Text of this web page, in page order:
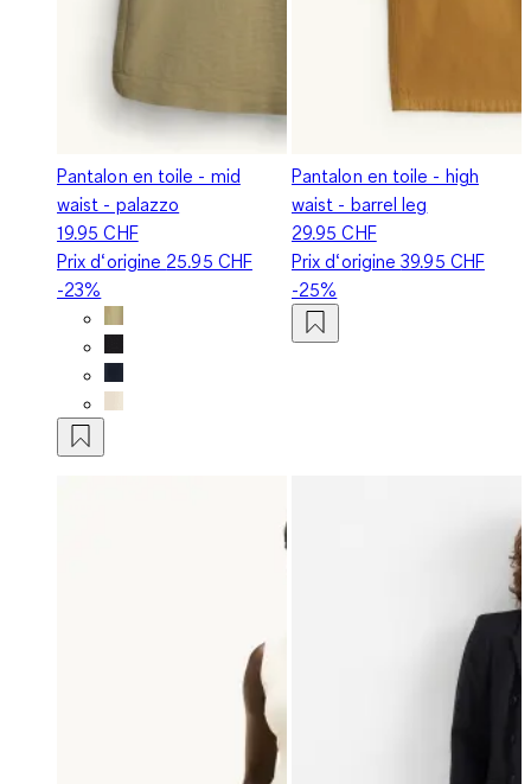
Pantalon en toile - mid
waist - palazzo
19.95 CHF
Prix d‘origine 25.95 CHF
-23%
Pantalon en toile - high
waist - barrel leg
29.95 CHF
Prix d‘origine39.95 CHF
-25%